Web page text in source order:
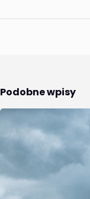
Podobne wpisy